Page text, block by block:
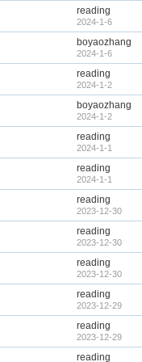
reading
2024-1-6
boyaozhang
2024-1-6
reading
2024-1-2
boyaozhang
2024-1-2
reading
2024-1-1
reading
2024-1-1
reading
2023-12-30
reading
2023-12-30
reading
2023-12-30
reading
2023-12-29
reading
2023-12-29
reading